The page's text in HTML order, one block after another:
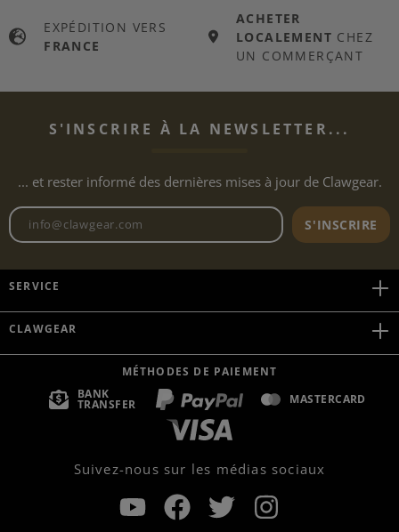
EXPÉDITION VERS
FRANCE
ACHETER
LOCALEMENT CHEZ
UN COMMERÇANT
S'INSCRIRE À LA NEWSLETTER...
... et rester informé des dernières mises à jour de Clawgear.
Adresse e-mail de laS'INSCRIRE
SERVICE
CLAWGEAR
MÉTHODES DE PAIEMENT
BANK
TRANSFER MASTERCARD
Suivez-nous sur les médias sociaux